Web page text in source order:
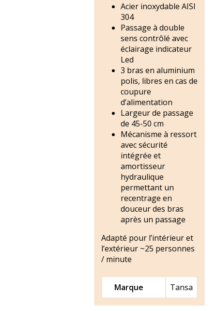
Acier inoxydable AISI
304
Passage à double
sens contrôlé avec
éclairage indicateur
Led
3 bras en aluminium
polis, libres en cas de
coupure
d’alimentation
Largeur de passage
de 45-50 cm
Mécanisme à ressort
avec sécurité
intégrée et
amortisseur
hydraulique
permettant un
recentrage en
douceur des bras
après un passage
Adapté pour l’intérieur et
l’extérieur ~25 personnes
/ minute
Marque Tansa